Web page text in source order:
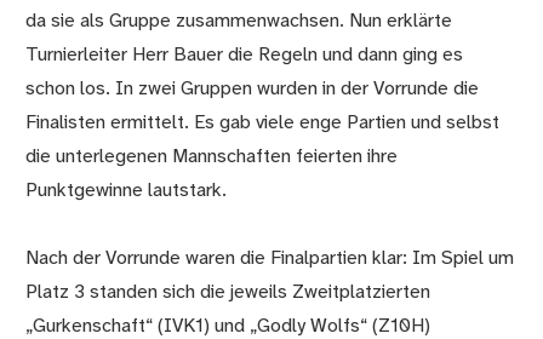
da sie als Gruppe zusammenwachsen. Nun erklärte
Turnierleiter Herr Bauer die Regeln und dann ging es
schon los. In zwei Gruppen wurden in der Vorrunde die
Finalisten ermittelt. Es gab viele enge Partien und selbst
die unterlegenen Mannschaften feierten ihre
Punktgewinne lautstark.
Nach der Vorrunde waren die Finalpartien klar: Im Spiel um
Platz 3 standen sich die jeweils Zweitplatzierten
„Gurkenschaft“ (IVK1) und „Godly Wolfs“ (Z10H)